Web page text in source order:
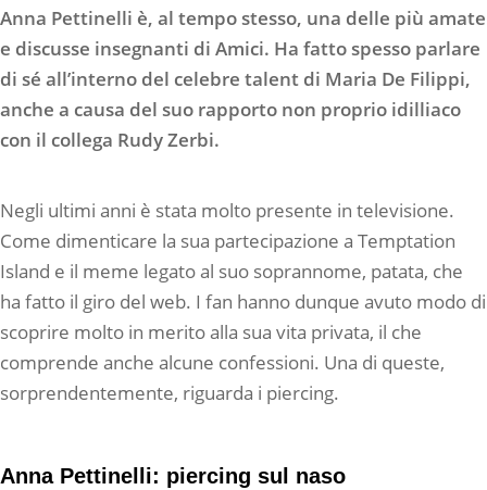
Anna Pettinelli è, al tempo stesso, una delle più amate
e discusse insegnanti di Amici. Ha fatto spesso parlare
di sé all’interno del celebre talent di Maria De Filippi,
anche a causa del suo rapporto non proprio idilliaco
con il collega Rudy Zerbi.
Negli ultimi anni è stata molto presente in televisione.
Come dimenticare la sua partecipazione a Temptation
Island e il meme legato al suo soprannome, patata, che
ha fatto il giro del web. I fan hanno dunque avuto modo di
scoprire molto in merito alla sua vita privata, il che
comprende anche alcune confessioni. Una di queste,
sorprendentemente, riguarda i piercing.
Anna Pettinelli: piercing sul naso